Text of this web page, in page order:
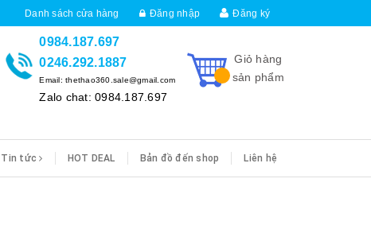
Danh sách cửa hàng Đăng nhập Đăng ký
Giỏ hàng
sản phẩm
0984.187.697
0246.292.1887
Email: thethao360.sale@gmail.com
Zalo chat: 0984.187.697
Tin tức HOT DEAL Bản đồ đến shop Liên hệ